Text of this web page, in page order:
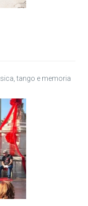
tango e memoria